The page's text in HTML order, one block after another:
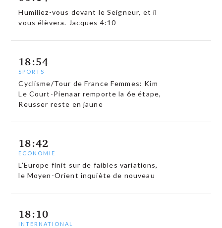
Humiliez-vous devant le Seigneur, et il
vous élèvera. Jacques 4:10
18:54
SPORTS
Cyclisme/Tour de France Femmes: Kim
Le Court-Pienaar remporte la 6e étape,
Reusser reste en jaune
18:42
ECONOMIE
L’Europe finit sur de faibles variations,
le Moyen-Orient inquiète de nouveau
18:10
INTERNATIONAL